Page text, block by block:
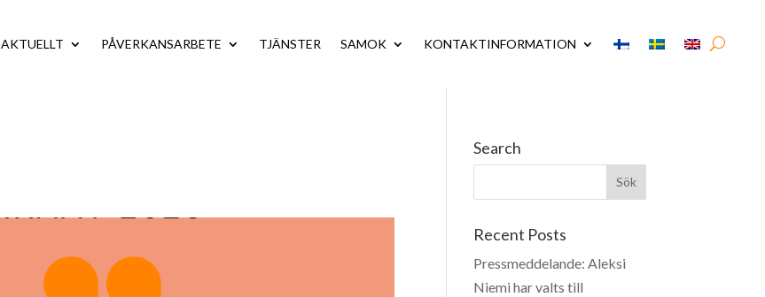
AKTUELLT PÅVERKANSARBETE TJÄNSTER SAMOK KONTAKTINFORMATION
Search
Recent Posts
Pressmeddelande: Aleksi
Niemi har valts till